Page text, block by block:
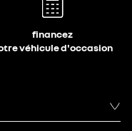
financez
véhicule d'occasion